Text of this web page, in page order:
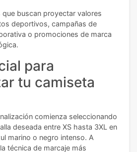
que buscan proyectar valores
deportivos, campañas de
o promociones de marca
para
tu camiseta
comienza seleccionando
deseada entre XS hasta 3XL en
marino o negro intenso. A
técnica de marcaje más